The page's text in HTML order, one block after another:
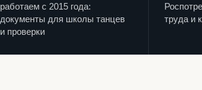
работаем с 2015 года:
документы для школы танцев
и проверки
труда и